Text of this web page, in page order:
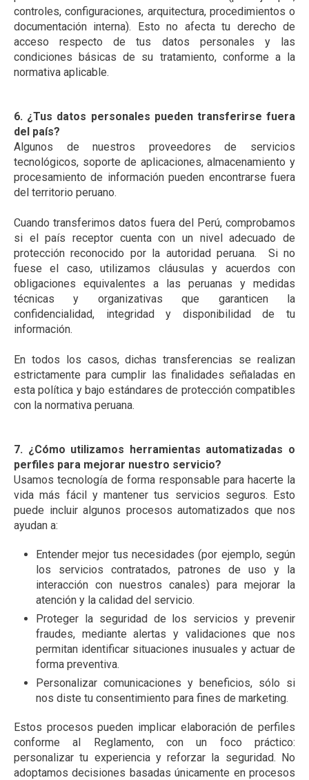
controles, configuraciones, arquitectura, procedimientos o
documentación interna). Esto no afecta tu derecho de
acceso respecto de tus datos personales y las
condiciones básicas de su tratamiento, conforme a la
normativa aplicable.
6. ¿Tus datos personales pueden transferirse fuera
del país?
Algunos de nuestros proveedores de servicios
tecnológicos, soporte de aplicaciones, almacenamiento y
procesamiento de información pueden encontrarse fuera
del territorio peruano.
Cuando transferimos datos fuera del Perú, comprobamos
si el país receptor cuenta con un nivel adecuado de
protección reconocido por la autoridad peruana. Si no
fuese el caso, utilizamos cláusulas y acuerdos con
obligaciones equivalentes a las peruanas y medidas
técnicas y organizativas que garanticen la
confidencialidad, integridad y disponibilidad de tu
información.
En todos los casos, dichas transferencias se realizan
estrictamente para cumplir las finalidades señaladas en
esta política y bajo estándares de protección compatibles
con la normativa peruana.
7. ¿Cómo utilizamos herramientas automatizadas o
perfiles para mejorar nuestro servicio?
Usamos tecnología de forma responsable para hacerte la
vida más fácil y mantener tus servicios seguros. Esto
puede incluir algunos procesos automatizados que nos
ayudan a:
Entender mejor tus necesidades (por ejemplo, según
los servicios contratados, patrones de uso y la
interacción con nuestros canales) para mejorar la
atención y la calidad del servicio.
Proteger la seguridad de los servicios y prevenir
fraudes, mediante alertas y validaciones que nos
permitan identificar situaciones inusuales y actuar de
forma preventiva.
Personalizar comunicaciones y beneficios, sólo si
nos diste tu consentimiento para fines de marketing.
Estos procesos pueden implicar elaboración de perfiles
conforme al Reglamento, con un foco práctico:
personalizar tu experiencia y reforzar la seguridad. No
adoptamos decisiones basadas únicamente en procesos